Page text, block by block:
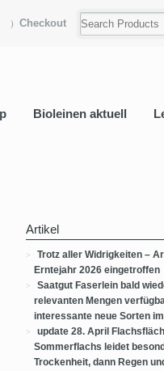
Checkout
Bioleinen aktuell
Artikel
Trotz aller Widrigkeiten –
Erntejahr 2026 eingetroffen
Saatgut Faserlein bald
relevanten Mengen
interessante neue Sorten
update 28. April
Sommerflachs leidet
Trockenheit, dann Regen